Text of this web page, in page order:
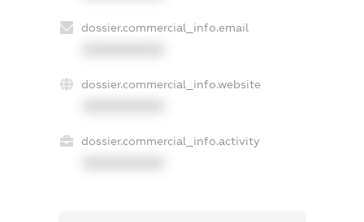
dossier.commercial_info.email
dossier.commercial_info.website
dossier.commercial_info.activity